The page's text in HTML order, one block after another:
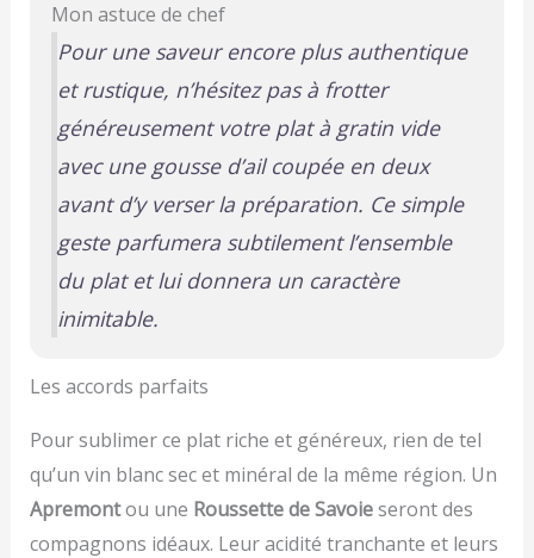
Mon astuce de chef
Pour une saveur encore plus authentique
et rustique, n’hésitez pas à frotter
généreusement votre plat à gratin vide
avec une gousse d’ail coupée en deux
avant d’y verser la préparation. Ce simple
geste parfumera subtilement l’ensemble
du plat et lui donnera un caractère
inimitable.
Les accords parfaits
Pour sublimer ce plat riche et généreux, rien de tel
qu’un vin blanc sec et minéral de la même région. Un
Apremontou une Roussette de Savoieseront des
compagnons idéaux. Leur acidité tranchante et leurs